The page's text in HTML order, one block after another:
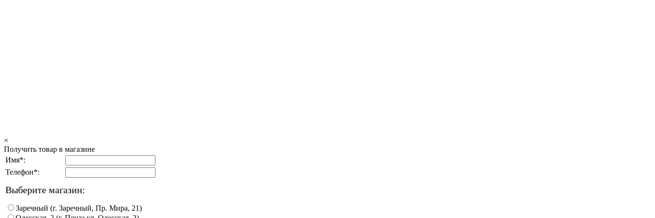
×
Получить товар в магазине
Имя*:
Телефон*:
Выберите магазин:
Заречный (г. Заречный, Пр. Мира, 21)